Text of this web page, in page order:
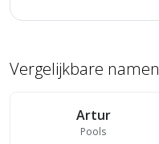
Vergelijkbare namen
Artur
Pools